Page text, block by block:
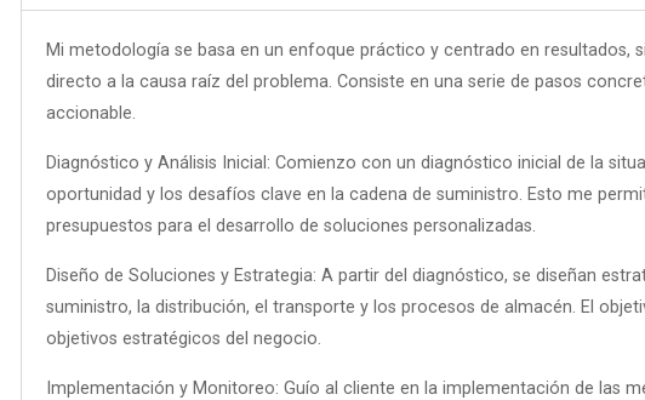
Mi metodología se basa en un enfoque práctico y centrado en resultados,
directo a la causa raíz del problema. Consiste en una serie de pasos
accionable.
Diagnóstico y Análisis Inicial: Comienzo con un diagnóstico inicial de la
oportunidad y los desafíos clave en la cadena de suministro. Esto me
presupuestos para el desarrollo de soluciones personalizadas.
Diseño de Soluciones y Estrategia: A partir del diagnóstico, se diseñan
suministro, la distribución, el transporte y los procesos de almacén. El
objetivos estratégicos del negocio.
Implementación y Monitoreo: Guío al cliente en la implementación de las